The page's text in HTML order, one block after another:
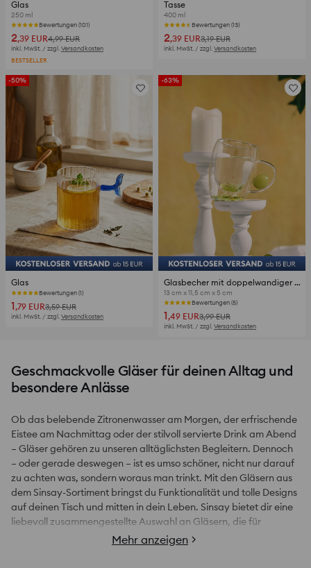
Glas
250 ml
Bewertungen (101)
2,39 EUR4,99 EUR
inkl. MwSt. / zzgl. Versandkosten
BESTSELLER
Tasse
400 ml
Bewertungen (13)
2,39 EUR3,19 EUR
inkl. MwSt. / zzgl. Versandkosten
-50%
Glas
Bewertungen (1)
1,79 EUR3,59 EUR
inkl. MwSt. / zzgl. Versandkosten
-63%
Glasbecher mit doppelwandiger Konstruktion und Glitzer
13 cm x 11,5 cm x 5 cm
Bewertungen (5)
1,49 EUR3,99 EUR
inkl. MwSt. / zzgl. Versandkosten
Geschmackvolle Gläser für deinen Alltag und
besondere Anlässe
Ob das belebende Zitronenwasser am Morgen, der erfrischende
Eistee am Nachmittag oder der stilvoll servierte Drink am Abend
– Gläser gehören zu unseren alltäglichsten Begleitern. Dennoch
– oder gerade deswegen – ist es umso schöner, nicht nur darauf
zu achten was, sondern woraus man trinkt. Mit den Gläsern aus
dem Sinsay-Sortiment bringst du Funktionalität und tolle Designs
auf deinen Tisch und mitten in dein Leben. Sinsay bietet dir eine
liebevoll zusammengestellte Auswahl an Gläsern, die für
unterschiedlichste Getränke und Gelegenheiten geeignet sind.
Mehr anzeigen